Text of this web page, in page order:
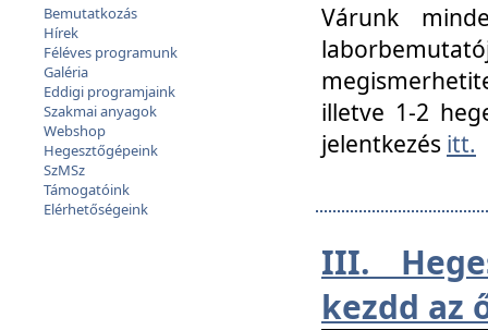
Bemutatkozás
Hírek
Féléves programunk
Galéria
Eddigi programjaink
Szakmai anyagok
Webshop
Hegesztőgépeink
SzMSz
Támogatóink
Elérhetőségeink
Várunk
illetve 1-2
jelentkezés itt.
III.
kezdd az